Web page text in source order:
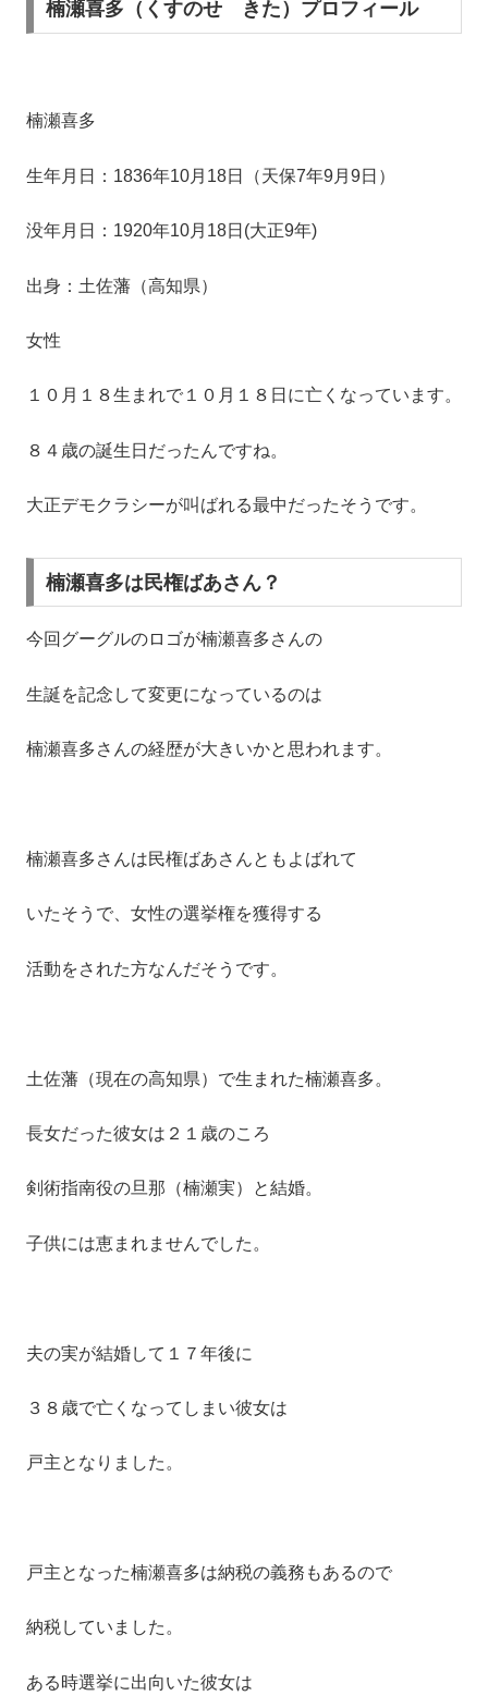
楠瀬喜多（くすのせ きた）プロフィール
楠瀬喜多
生年月日：1836年10月18日（天保7年9月9日）
没年月日：1920年10月18日(大正9年)
出身：土佐藩（高知県）
女性
１０月１８生まれで１０月１８日に亡くなっています。
８４歳の誕生日だったんですね。
大正デモクラシーが叫ばれる最中だったそうです。
楠瀬喜多は民権ばあさん？
今回グーグルのロゴが楠瀬喜多さんの
生誕を記念して変更になっているのは
楠瀬喜多さんの経歴が大きいかと思われます。
楠瀬喜多さんは民権ばあさんともよばれて
いたそうで、女性の選挙権を獲得する
活動をされた方なんだそうです。
土佐藩（現在の高知県）で生まれた楠瀬喜多。
長女だった彼女は２１歳のころ
剣術指南役の旦那（楠瀬実）と結婚。
子供には恵まれませんでした。
夫の実が結婚して１７年後に
３８歳で亡くなってしまい彼女は
戸主となりました。
戸主となった楠瀬喜多は納税の義務もあるので
納税していました。
ある時選挙に出向いた彼女は